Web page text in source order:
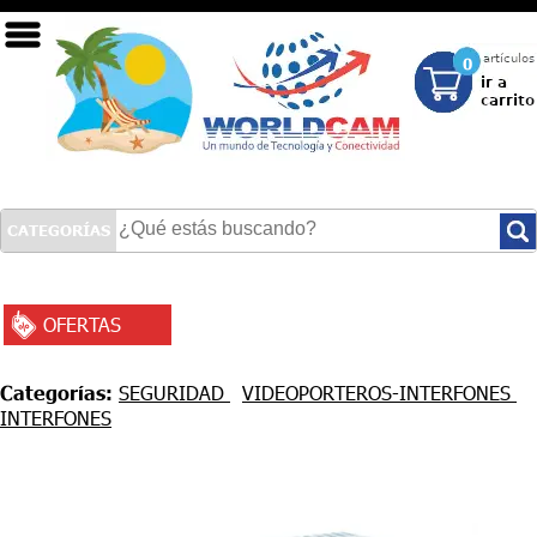
0
CATEGORÍAS
INICIO
REDES
OFERTAS
Categorías: SEGURIDAD
VIDEOPORTEROS-INTERFONES
INTERFONES